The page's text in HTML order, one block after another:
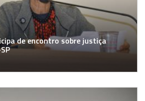
de encontro sobre justiça